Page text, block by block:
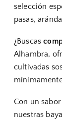
selección
pasas,
¿Buscas
Alhambra,
cultivadas
Con un
nuestras